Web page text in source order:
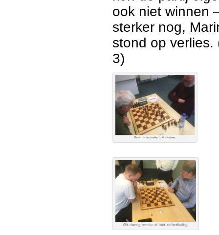
ook niet winnen
sterker nog,
stond op verlies.
3)